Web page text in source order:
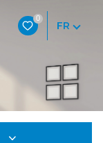
0
FR